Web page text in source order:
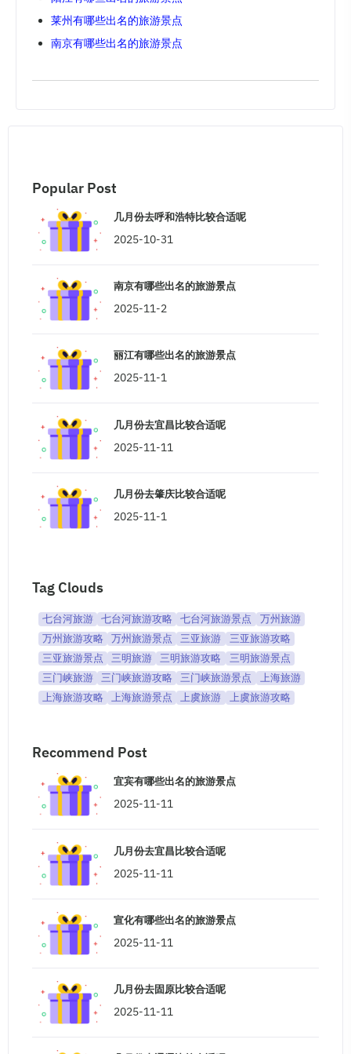
莱州有哪些出名的旅游景点
南京有哪些出名的旅游景点
Popular Post
几月份去呼和浩特比较合适呢
2025-10-31
南京有哪些出名的旅游景点
2025-11-2
丽江有哪些出名的旅游景点
2025-11-1
几月份去宜昌比较合适呢
2025-11-11
几月份去肇庆比较合适呢
2025-11-1
Tag Clouds
七台河旅游 七台河旅游攻略 七台河旅游景点
万州旅游
万州旅游攻略
万州旅游景点 三亚旅游
三亚旅游攻略
三亚旅游景点
三明旅游 三明旅游攻略
三明旅游景点
三门峡旅游
三门峡旅游攻略 三门峡旅游景点
上海旅游
上海旅游攻略
上海旅游景点 上虞旅游 上虞旅游攻略
Recommend Post
宜宾有哪些出名的旅游景点
2025-11-11
几月份去宜昌比较合适呢
2025-11-11
宣化有哪些出名的旅游景点
2025-11-11
几月份去固原比较合适呢
2025-11-11